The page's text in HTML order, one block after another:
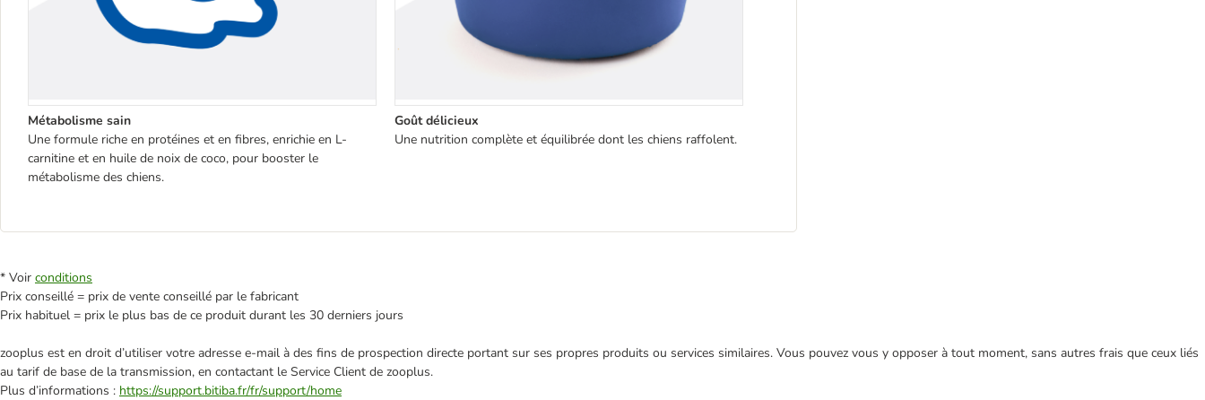
Métabolisme sain
Une formule riche en protéines et en fibres, enrichie en L-
carnitine et en huile de noix de coco, pour booster le
métabolisme des chiens.
Goût délicieux
Une nutrition complète et équilibrée dont les chiens raffolent.
* Voir conditions
Prix conseillé = prix de vente conseillé par le fabricant
Prix habituel = prix le plus bas de ce produit durant les 30 derniers jours
zooplus est en droit d’utiliser votre adresse e‑mail à des fins de prospection directe portant sur ses propres produits ou services similaires. Vous pouvez vous y opposer à tout moment, sans autres frais que ceux liés
au tarif de base de la transmission, en contactant le Service Client de zooplus.
Plus d’informations : https://support.bitiba.fr/fr/support/home